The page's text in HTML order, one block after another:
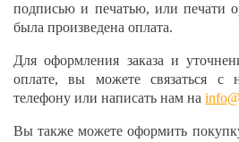
подписью и печатью, или печати
была произведена оплата.
Для оформления заказа и
оплате, вы можете связаться
телефону или написать нам на
Вы также можете оформить